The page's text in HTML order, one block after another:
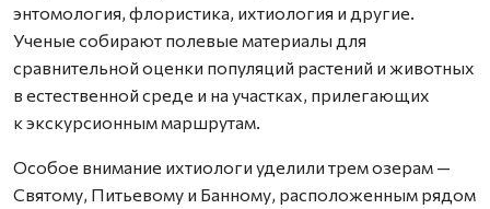
энтомология, флористика, ихтиология и другие.
Ученые собирают полевые материалы для
сравнительной оценки популяций растений и животных
в естественной среде и на участках, прилегающих
к экскурсионным маршрутам.
Особое внимание ихтиологи уделили трем озерам —
Святому, Питьевому и Банному, расположенным рядом